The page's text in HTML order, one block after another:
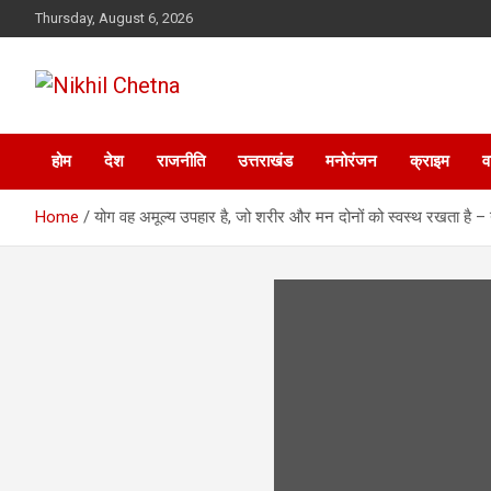
to
Thursday, August 6, 2026
Nikhil Chetna
होम देश राजनीति उत्तराखंड मनोरंजन क्राइम
Home योग वह अमूल्य उपहार है, जो शरीर और मन दोनों को स्वस्थ रखता है –